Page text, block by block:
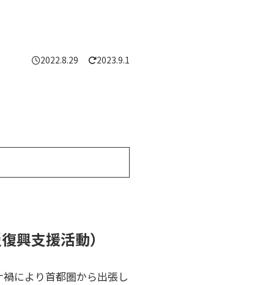
2022.8.29 2023.9.1
興支援活動）
により首都圏から出張し